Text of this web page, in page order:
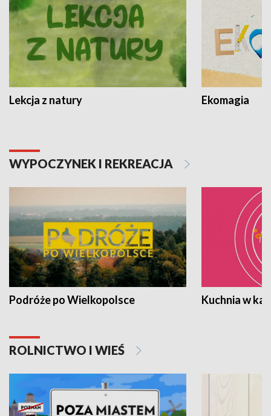
Lekcja z natury Ekomagia
WYPOCZYNEK I REKREACJA
Podróże po Wielkopolsce Kuchnia w
ROLNICTWO I WIEŚ